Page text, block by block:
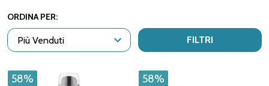
ORDINA PER:
FILTRI
58% 58%